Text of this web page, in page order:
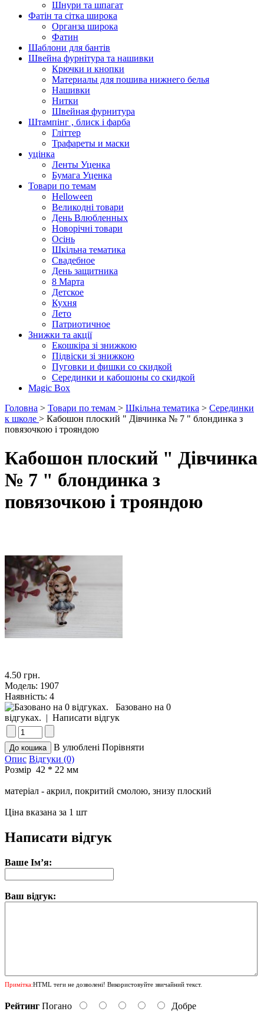
Шнури та шпагат
Фатін та сітка широка
Органза широка
Фатин
Шаблони для бантів
Швейна фурнітура та нашивки
Крючки и кнопки
Материалы для пошива нижнего белья
Нашивки
Нитки
Швейная фурнитура
Штампінг , блиск і фарба
Гліттер
Трафареты и маски
уцінка
Ленты Уценка
Бумага Уценка
Товари по темам
Helloween
Великодні товари
День Влюбленных
Новорічні товари
Осінь
Шкільна тематика
Свадебное
День защитника
8 Марта
Детское
Кухня
Лето
Патриотичное
Знижки та акції
Екошкіра зі знижкою
Підвіски зі знижкою
Пуговки и фишки со скидкой
Серединки и кабошоны со скидкой
Magic Box
Головна > Товари по темам > Шкільна тематика > Серединки
к школе > Кабошон плоский " Дівчинка № 7 " блондинка з
повязочкою і трояндою
Кабошон плоский " Дівчинка
№ 7 " блондинка з
повязочкою і трояндою
4.50 грн.
Модель: 1907
Наявність: 4
Базовано на 0
відгуках. | Написати відгук
В улюблені Порівняти
Опис Відгуки (0)
Розмір 42 * 22 мм
матеріал - акрил, покритий смолою, знизу плоский
Ціна вказана за 1 шт
Написати відгук
Ваше Ім’я:
Ваш відгук:
Примітка:HTML теги не дозволені! Використовуйте звичайний текст.
Рейтинг Погано Добре